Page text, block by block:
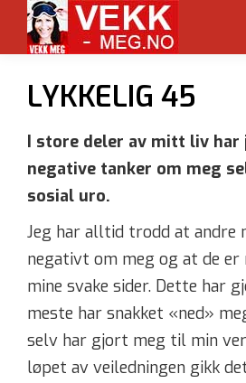
LYKKELIG 45
I store deler av mitt liv
negative tanker om meg
sosial uro.
Jeg har alltid trodd at andre
negativt om meg og at de
mine svake sider. Dette har
meste har snakket «ned»
selv har gjort meg til min
løpet av veiledningen gikk